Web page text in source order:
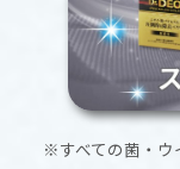
※すべての菌・ウ